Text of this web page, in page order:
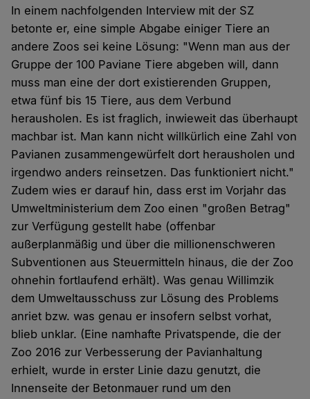
In einem nachfolgenden Interview mit der SZ
betonte er, eine simple Abgabe einiger Tiere an
andere Zoos sei keine Lösung: "Wenn man aus der
Gruppe der 100 Paviane Tiere abgeben will, dann
muss man eine der dort existierenden Gruppen,
etwa fünf bis 15 Tiere, aus dem Verbund
herausholen. Es ist fraglich, inwieweit das überhaupt
machbar ist. Man kann nicht willkürlich eine Zahl von
Pavianen zusammengewürfelt dort herausholen und
irgendwo anders reinsetzen. Das funktioniert nicht."
Zudem wies er darauf hin, dass erst im Vorjahr das
Umweltministerium dem Zoo einen "großen Betrag"
zur Verfügung gestellt habe (offenbar
außerplanmäßig und über die millionenschweren
Subventionen aus Steuermitteln hinaus, die der Zoo
ohnehin fortlaufend erhält). Was genau Willimzik
dem Umweltausschuss zur Lösung des Problems
anriet bzw. was genau er insofern selbst vorhat,
blieb unklar. (Eine namhafte Privatspende, die der
Zoo 2016 zur Verbesserung der Pavianhaltung
erhielt, wurde in erster Linie dazu genutzt, die
Innenseite der Betonmauer rund um den